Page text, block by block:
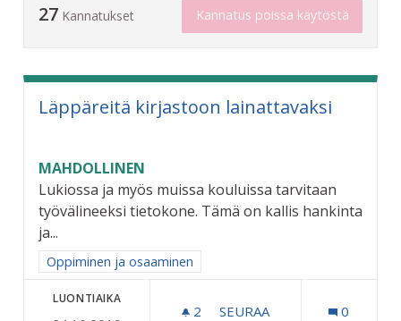
27 Kannatukset Kannatus poissa käytöstä
Läppäreitä kirjastoon lainattavaksi
MAHDOLLINEN
Lukiossa ja myös muissa kouluissa tarvitaan
työvälineeksi tietokone. Tämä on kallis hankinta
ja...
Rajaa tulokset aihepiirin mukaan: Oppiminen ja osaaminen
Oppiminen ja osaaminen
LUONTIAIKA
2 2 SEURAAJAA
SEURAA 0